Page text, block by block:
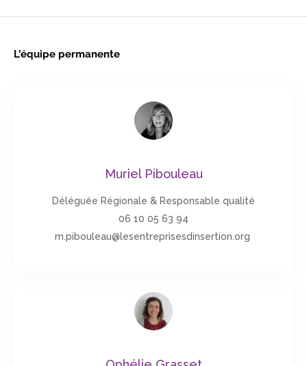
L’équipe permanente
Muriel Pibouleau
Déléguée Régionale & Responsable qualité
06 10 05 63 94
m.pibouleau@lesentreprisesdinsertion.org